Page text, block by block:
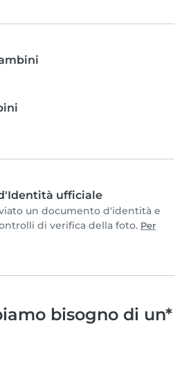
ufficiale
un documento d'identità e
di verifica della foto. Per
bisogno di un*